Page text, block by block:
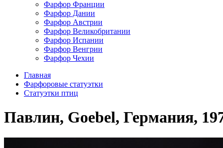
Фарфор Франции
Фарфор Дании
Фарфор Австрии
Фарфор Великобритании
Фарфор Испании
Фарфор Венгрии
Фарфор Чехии
Главная
Фарфоровые статуэтки
Cтатуэтки птиц
Павлин, Goebel, Германия,